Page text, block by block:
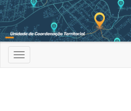
Toggle
navigation